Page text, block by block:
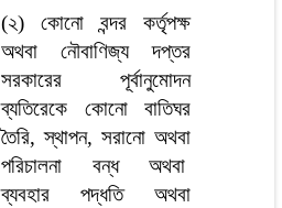
(২) কোনো বন্দর কর্তৃপক্ষ
অথবা নৌবাণিজ্য দপ্তর
সরকারের পূর্বানুমোদন
ব্যতিরেকে কোনো বাতিঘর
তৈরি, স্থাপন, সরানো অথবা
পরিচালনা বন্ধ অথবা
ব্যবহার পদ্ধতি অথবা